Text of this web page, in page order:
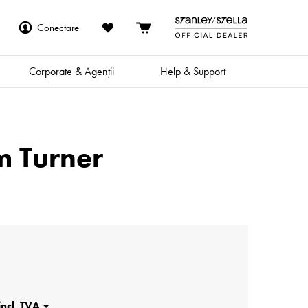
Conectare
Corporate & Agenții Help & Support
Turner